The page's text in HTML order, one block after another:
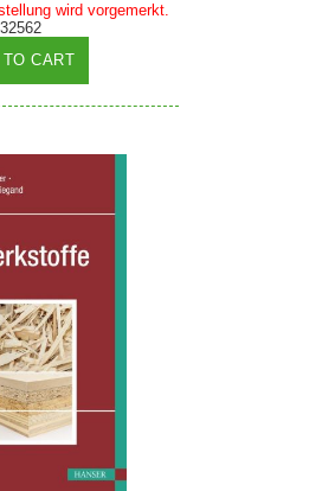
wird vorgemerkt.
CART